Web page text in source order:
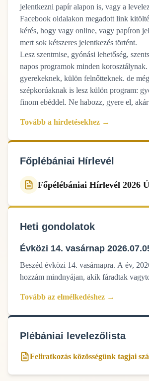
jelentkezni papír alapon is, vagy a
Facebook oldalakon megadott link
kérés, hogy vagy online, vagy papíron
mert sok kétszeres jelentkezés történt.
Lesz szentmise, gyónási lehetőség,
napos programok minden
gyerekeknek, külön felnőtteknek. de
szépkorúaknak is lesz külön program:
finom ebéddel. Ne habozz, gyere el, akár
Tovább a hirdetésekhez →
Főplébániai Hírlevél
Főpélébániai Hírlevél 2026
Heti gondolatok
Évközi 14. vasárnap
Beszéd évközi 14. vasárnapra. A év,
hozzám mindnyájan, akik fáradtak
Tovább az elmélkedéshez →
Plébániai levelezőlista
Feliratkozás közösségünk tagjai